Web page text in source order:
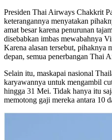
Presiden Thai Airways Chakkrit
keterangannya menyatakan
amat besar karena penurunan
disebabkan imbas mewabahnya
Karena alasan tersebut, pihaknya
depan, semua penerbangan Thai
Selain itu, maskapai nasional
karyawannya untuk mengambil
hingga 31 Mei. Tidak hanya itu
memotong gaji mereka antara 10